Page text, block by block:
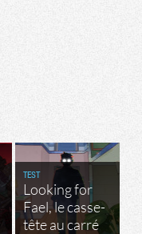
TEST
Looking for
Fael, le casse-
tête au carré